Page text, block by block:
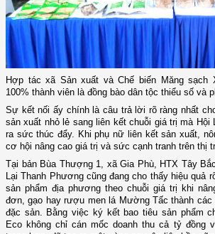
Hợp tác xã Sản xuất và Chế biến Măng sạch
100% thành viên là đồng bào dân tộc thiểu số và
Sự kết nối ấy chính là câu trả lời rõ ràng nhất
sản xuất nhỏ lẻ sang liên kết chuỗi giá trị mà Hội
ra sức thúc đẩy. Khi phụ nữ liên kết sản xuất,
cơ hội nâng cao giá trị và sức cạnh tranh trên thị
Tại bản Bùa Thượng 1, xã Gia Phù, HTX Tây
Lại Thanh Phương cũng đang cho thấy hiệu quả
sản phẩm địa phương theo chuỗi giá trị khi
đơn, gạo hay rượu men lá Mường Tấc thành các
đặc sản. Bằng việc ký kết bao tiêu sản phẩm
Eco không chỉ cán mốc doanh thu cả tỷ đồng